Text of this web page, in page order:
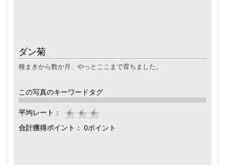
ダン菊
種まきから数か月、やっとここまで育ちました。
この写真のキーワードタグ
平均レート：
合計獲得ポイント： 0ポイント